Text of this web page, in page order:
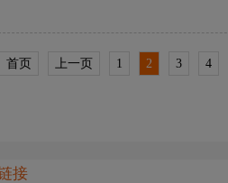
首页 上一页 1 2 3 4
接